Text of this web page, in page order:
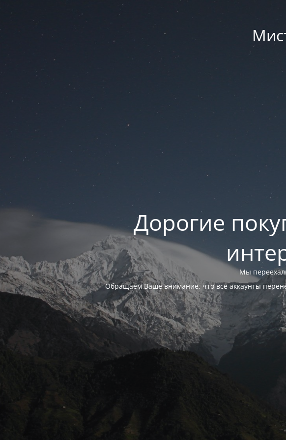
Дорогие
Мы
Обращаем Ваше внимание, что все аккаунты